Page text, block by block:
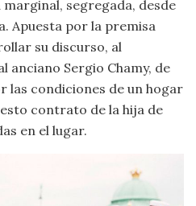
segregada, desde
Apuesta por la premisa
su discurso, al
Sergio Chamy, de
las condiciones de un hogar
contrato de la hija de
en el lugar.